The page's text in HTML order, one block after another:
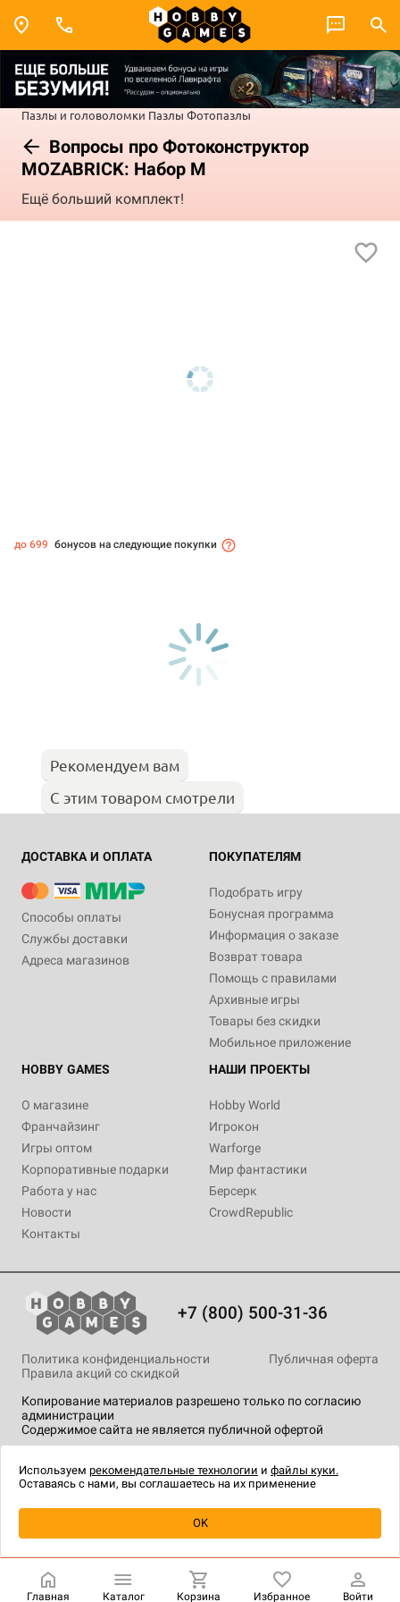
Пазлы и головоломки Пазлы Фотопазлы
Вопросы про Фотоконструктор
MOZABRICK: Набор M
Ещё больший комплект!
Купить| 6 990 ₽
до 699 бонусов на следующие покупки
Рекомендуем вам
С этим товаром смотрели
ДОСТАВКА И ОПЛАТА
Способы оплаты
Службы доставки
Адреса магазинов
ПОКУПАТЕЛЯМ
Подобрать игру
Бонусная программа
Информация о заказе
Возврат товара
Помощь с правилами
Архивные игры
Товары без скидки
Мобильное приложение
HOBBY GAMES
О магазине
Франчайзинг
Игры оптом
Корпоративные подарки
Работа у нас
Новости
Контакты
НАШИ ПРОЕКТЫ
Hobby World
Игрокон
Warforge
Мир фантастики
Берсерк
CrowdRepublic
+7 (800) 500-31-36
Копирование материалов разрешено только по согласию
администрации
Содержимое сайта не является публичной офертой
Политика конфиденциальности
Публичная оферта
Правила акций со скидкой
технологии.
Главная Каталог Корзина Избранное Войти
Используем рекомендательные технологии и файлы куки.
Оставаясь с нами, вы соглашаетесь на их применение
OK